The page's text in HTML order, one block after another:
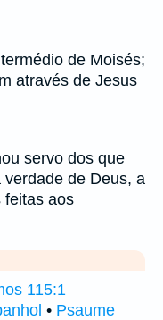
de Moisés;
através de Jesus
servo dos que
de Deus, a
feitas aos
115:1
• Psaume